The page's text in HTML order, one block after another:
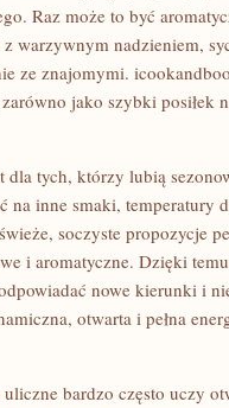
Raz może to być
warzywnym nadzieniem,
ze znajomymi.
jako szybki posiłek
dla tych, którzy lubią
na inne smaki, temperatury
soczyste propozycje
i aromatyczne. Dzięki
nowe kierunki i
otwarta i pełna
bardzo często uczy